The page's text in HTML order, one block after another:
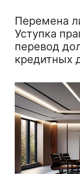
Перемена
Уступка
перевод
кредитных